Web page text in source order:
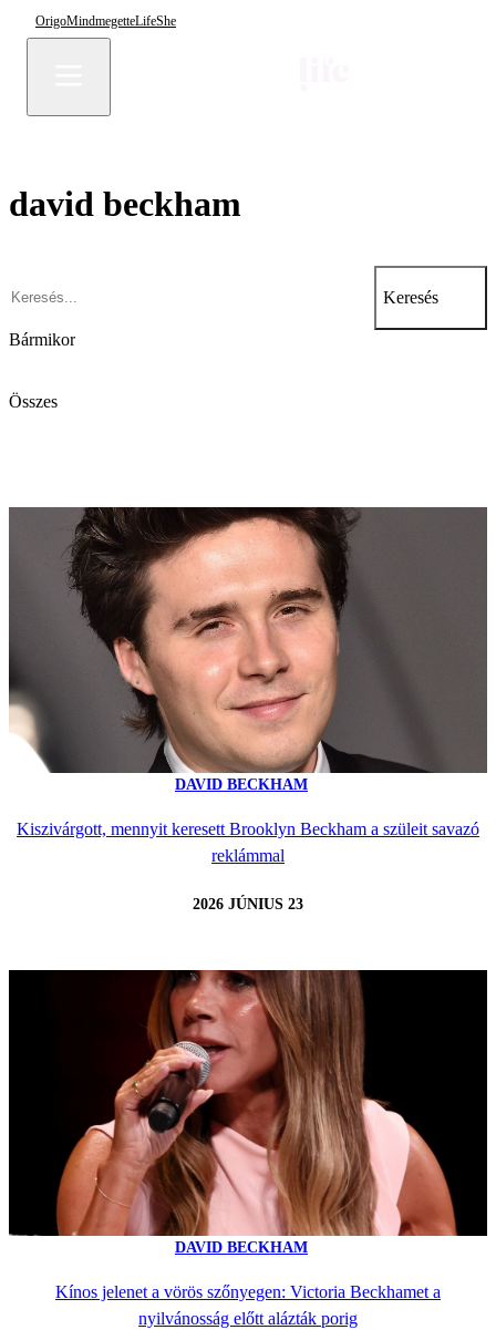
OrigoMindmegetteLifeShe
david beckham
Keresés
Bármikor
Összes
DAVID BECKHAM
Kiszivárgott, mennyit keresett Brooklyn Beckham a szüleit savazó
reklámmal
2026 JÚNIUS 23
DAVID BECKHAM
Kínos jelenet a vörös szőnyegen: Victoria Beckhamet a
nyilvánosság előtt alázták porig